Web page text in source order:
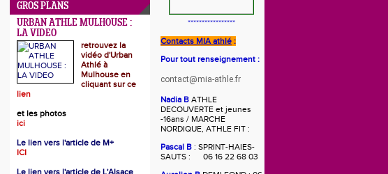
GROS PLANS
URBAN ATHLE MULHOUSE :
LA VIDEO
retrouvez la
vidéo d'Urban
Athlé à
Mulhouse en
cliquant sur ce
lien
et les photos
ici
Le lien vers l'article de M+
ICI
Le lien vers l'article de L'Alsace
*****************
Contacts MIA athlé :
Pour tout renseignement :
contact@mia-athle.fr
Nadia B ATHLE
DECOUVERTE et jeunes
-16ans / MARCHE
NORDIQUE, ATHLE FIT :
Pascal B : SPRINT-HAIES-
SAUTS : 06 16 22 68 03